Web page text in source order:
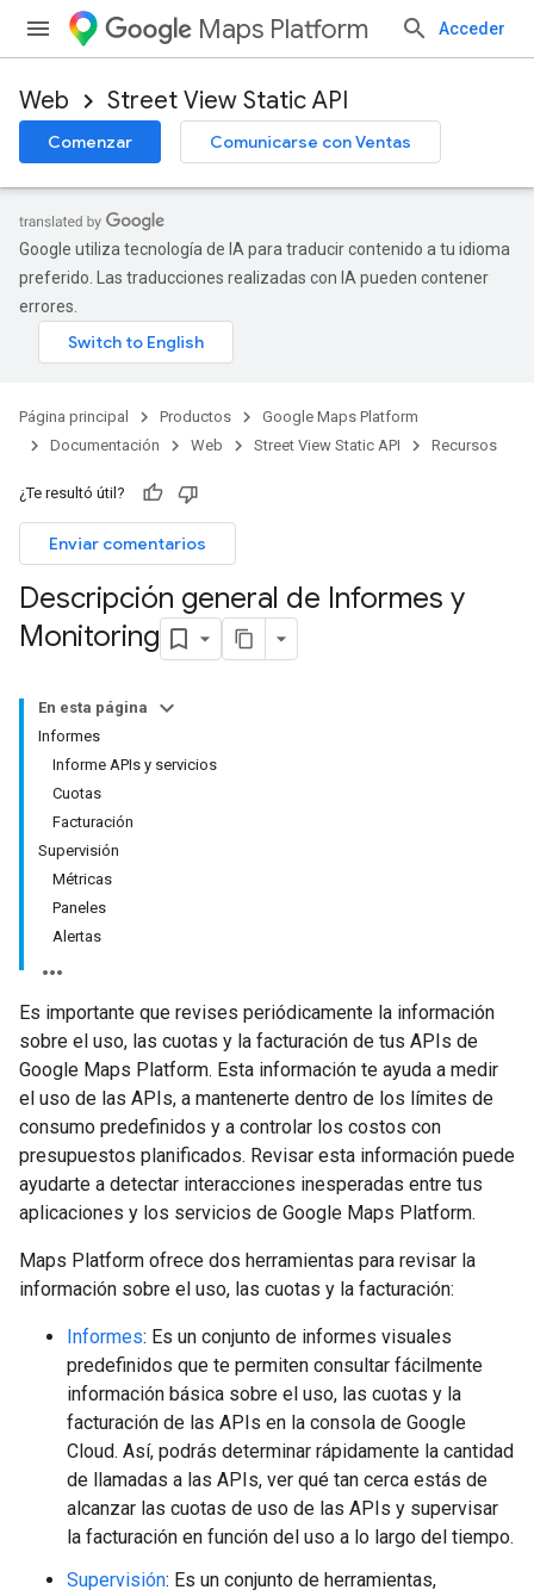
Maps Platform Acceder
Web Street View Static API
Comenzar Comunicarse con Ventas
Google utiliza tecnología de IA para traducir contenido a tu idioma
preferido. Las traducciones realizadas con IA pueden contener
errores.
Página principal Productos
Google Maps Platform
Documentación
Web Street View Static API Recursos
¿Te resultó útil?
Enviar comentarios
Descripción general de Informes y
Monitoring
En esta página
Informes
Informe APIs y servicios
Cuotas
Facturación
Supervisión
Métricas
Paneles
Alertas
Es importante que revises periódicamente la información
sobre el uso, las cuotas y la facturación de tus APIs de
Google Maps Platform. Esta información te ayuda a medir
el uso de las APIs, a mantenerte dentro de los límites de
consumo predefinidos y a controlar los costos con
presupuestos planificados. Revisar esta información puede
ayudarte a detectar interacciones inesperadas entre tus
aplicaciones y los servicios de Google Maps Platform.
Maps Platform ofrece dos herramientas para revisar la
información sobre el uso, las cuotas y la facturación:
Informes: Es un conjunto de informes visuales
predefinidos que te permiten consultar fácilmente
información básica sobre el uso, las cuotas y la
facturación de las APIs en la consola de Google
Cloud. Así, podrás determinar rápidamente la cantidad
de llamadas a las APIs, ver qué tan cerca estás de
alcanzar las cuotas de uso de las APIs y supervisar
la facturación en función del uso a lo largo del tiempo.
Supervisión: Es un conjunto de herramientas,